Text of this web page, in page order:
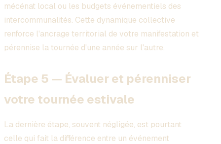
mécénat local ou les budgets événementiels des
intercommunalités. Cette dynamique collective
renforce l'ancrage territorial de votre manifestation et
pérennise la tournée d'une année sur l'autre.
Étape 5 — Évaluer et pérenniser
votre tournée estivale
La dernière étape, souvent négligée, est pourtant
celle qui fait la différence entre un événement